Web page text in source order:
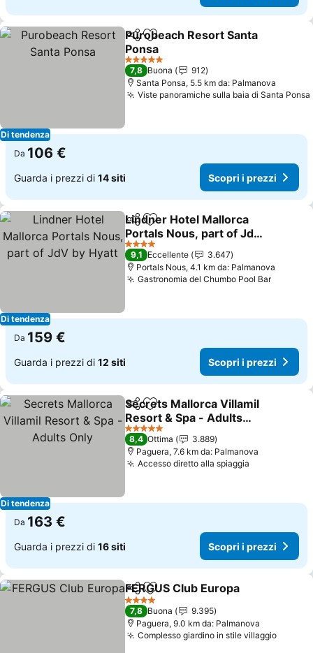
Di tendenza
CondividiAggiungi ai preferiti
Purobeach Resort Santa
Ponsa
5 Stelle
7,8 Buona
912
Santa Ponsa, 5.5 km da: Palmanova
Viste panoramiche sulla baia di Santa Ponsa
Da 106 €
Guarda i prezzi di 14 siti Scopri i prezzi
Di tendenza
CondividiAggiungi ai preferiti
Lindner Hotel Mallorca
Portals Nous, part of JdV
by Hyatt
4 Stelle
9,1 Eccellente
3.647
Portals Nous, 4.1 km da: Palmanova
Gastronomia del Chumbo Pool Bar
Da 159 €
Guarda i prezzi di 12 siti Scopri i prezzi
Di tendenza
CondividiAggiungi ai preferiti
Secrets Mallorca Villamil
Resort & Spa - Adults
Only
5 Stelle
8,4 Ottima
3.889
Paguera, 7.6 km da: Palmanova
Accesso diretto alla spiaggia
Da 163 €
Guarda i prezzi di 16 siti Scopri i prezzi
CondividiAggiungi ai preferiti
FERGUS Club Europa
4 Stelle
7,8 Buona
9.395
Paguera, 9.0 km da: Palmanova
Complesso giardino in stile villaggio